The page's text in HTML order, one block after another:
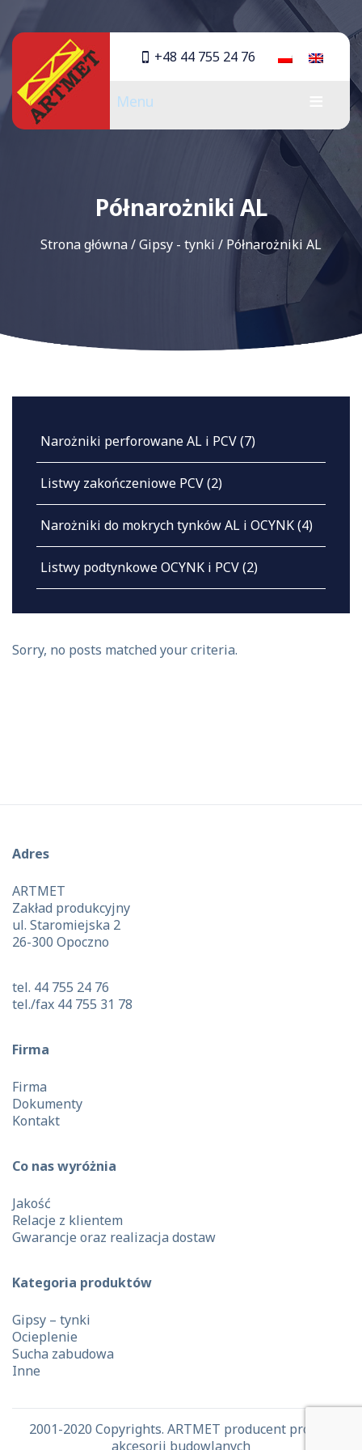
+48 44 755 24 76
Menu
Półnarożniki AL
Strona główna/Gipsy - tynki / Półnarożniki AL
Narożniki perforowane AL i PCV(7)
Listwy zakończeniowe PCV(2)
Narożniki do mokrych tynków AL i OCYNK(4)
Listwy podtynkowe OCYNK i PCV(2)
Sorry, no posts matched your criteria.
Adres
ARTMET
Zakład produkcyjny
ul. Staromiejska 2
26-300 Opoczno
tel. 44 755 24 76
tel./fax 44 755 31 78
Firma
Firma
Dokumenty
Kontakt
Co nas wyróżnia
Jakość
Relacje z klientem
Gwarancje oraz realizacja dostaw
Kategoria produktów
Gipsy – tynki
Ocieplenie
Sucha zabudowa
Inne
2001-2020 Copyrights. ARTMET producent profili i
akcesorii budowlanych